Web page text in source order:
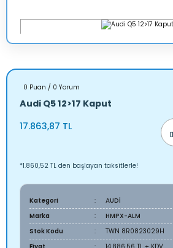
0 Puan / 0 Yorum
Audi Q5 12>17 Kaput
17.863,87 TL
*1.860,52 TL den başlayan taksitlerle!
Kategori
AUDİ
Marka
HMPX-ALM
Stok Kodu
TWN 8R0823029H